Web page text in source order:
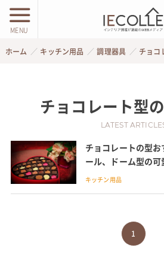
MENU
ホーム キッチン用品 調理器具 チョコ
チョコレート型
LATEST
チョコレートの型おすすめ
ール、ドーム型の
紹介
キッチン用品
1